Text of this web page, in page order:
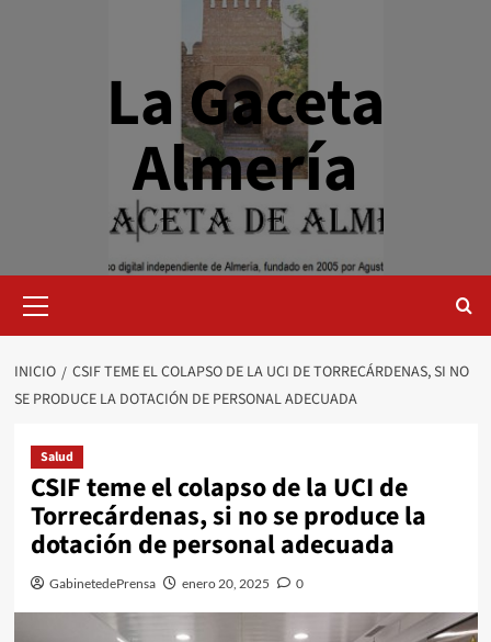
La Gaceta
Almería
primario
INICIO
CSIF TEME EL COLAPSO DE LA UCI DE TORRECÁRDENAS, SI NO
SE PRODUCE LA DOTACIÓN DE PERSONAL ADECUADA
Salud
CSIF teme el colapso de la UCI de
Torrecárdenas, si no se produce la
dotación de personal adecuada
GabinetedePrensa enero 20, 2025 0